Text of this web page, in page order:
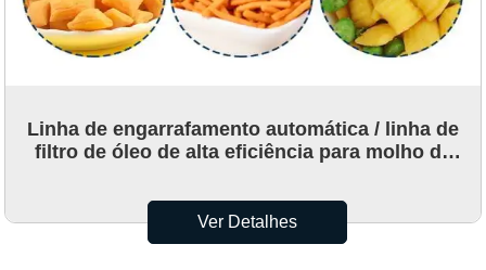
Linha de engarrafamento automática / linha de
filtro de óleo de alta eficiência para molho de
Ver Detalhes